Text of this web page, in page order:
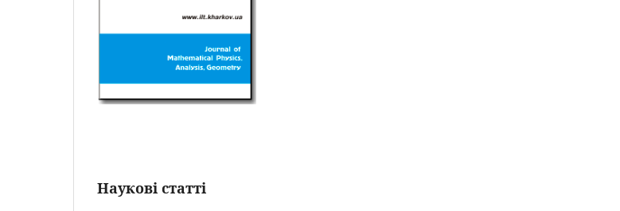
Наукові статті